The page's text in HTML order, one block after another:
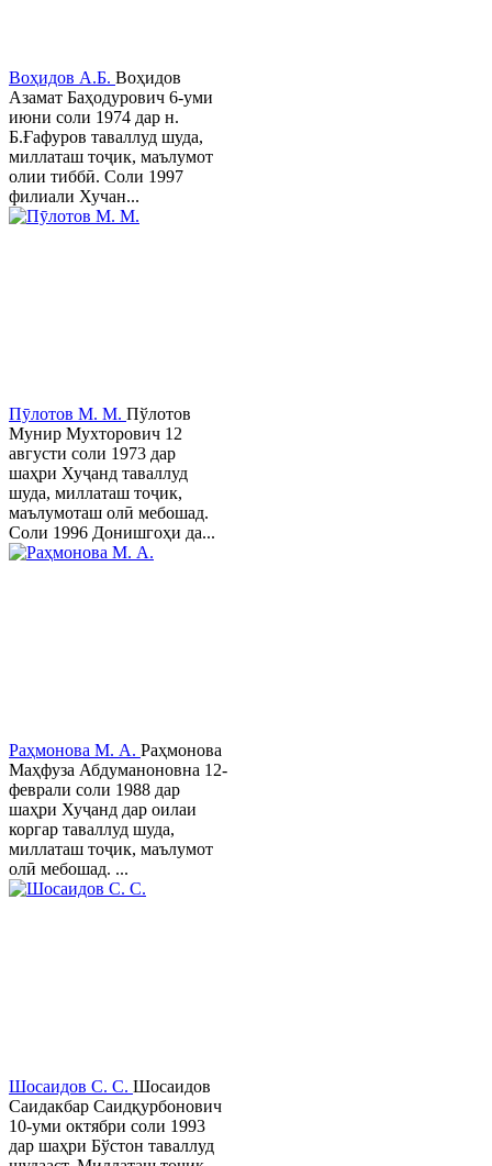
Воҳидов А.Б. Воҳидов
Азамат Баҳодурович 6-уми
июни соли 1974 дар н.
Б.Ғафуров таваллуд шуда,
миллаташ тоҷик, маълумот
олии тиббӣ. Соли 1997
филиали Хучан...
Пӯлотов М. М. Пўлотов
Мунир Мухторович 12
августи соли 1973 дар
шаҳри Хуҷанд таваллуд
шуда, миллаташ тоҷик,
маълумоташ олӣ мебошад.
Соли 1996 Донишгоҳи да...
Раҳмонова М. А. Раҳмонова
Маҳфуза Абдуманоновна 12-
феврали соли 1988 дар
шаҳри Хуҷанд дар оилаи
коргар таваллуд шуда,
миллаташ тоҷик, маълумот
олӣ мебошад. ...
Шосаидов С. С. Шосаидов
Саидакбар Саидқурбонович
10-уми октябри соли 1993
дар шаҳри Бўстон таваллуд